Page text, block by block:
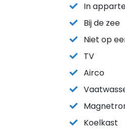
In
Bij de zee
Niet op
TV
Airco
Koelkast